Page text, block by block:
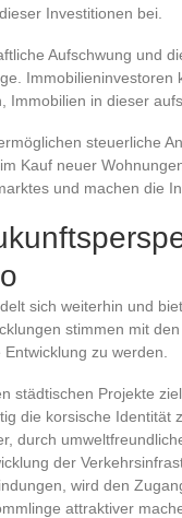
Investitionen bei.
Aufschwung und
Immobilieninvestoren
Immobilien in dieser
steuerliche
Kauf neuer
und machen die
sich weiterhin und
stimmen mit
zu werden.
städtischen Projekte
die korsische Identität
durch
der
wird den
attraktiver